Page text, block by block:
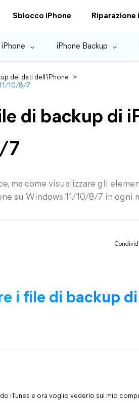
Sblocco iPhone Riparazione
iPhone iPhone Backup
dei dati dell'iPhone
>
10/8/7
di backup di
7
ma come visualizzare gli
su Windows 11/10/8/7 in ogni
i file di backup
iTunes e ora voglio vederlo sul mio